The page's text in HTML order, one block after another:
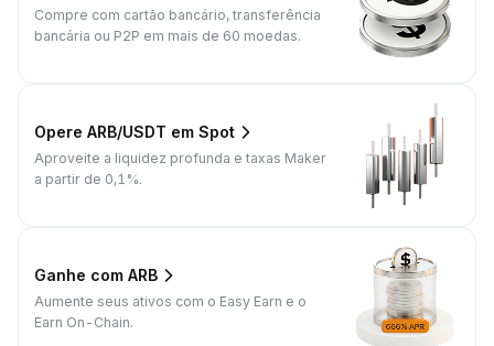
Compre com cartão bancário, transferência
bancária ou P2P em mais de 60 moedas.
Opere ARB/USDT em Spot
Aproveite a liquidez profunda e taxas Maker
a partir de 0,1%.
Ganhe com ARB
Aumente seus ativos com o Easy Earn e o
Earn On-Chain.